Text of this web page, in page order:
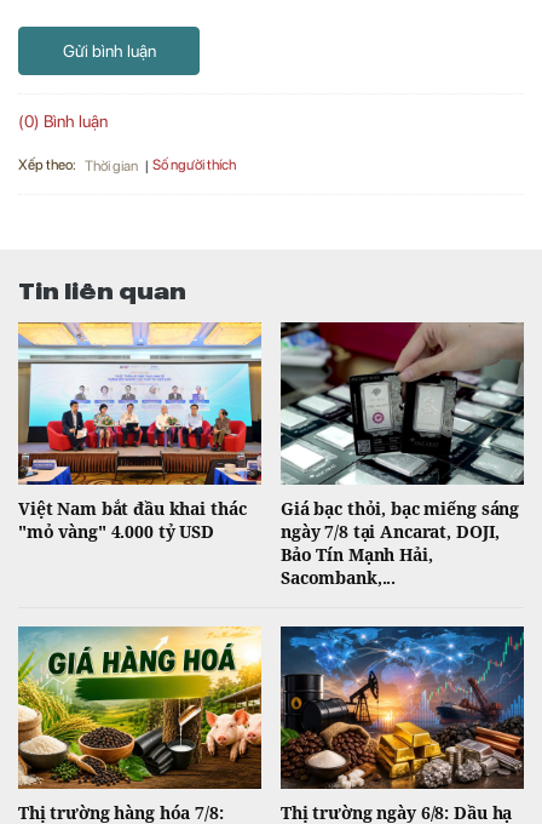
Gửi bình luận
(0) Bình luận
Xếp theo: Thời gian Số người thích
Tin liên quan
Việt Nam bắt đầu khai thác
"mỏ vàng" 4.000 tỷ USD
Giá bạc thỏi, bạc miếng sáng
ngày 7/8 tại Ancarat, DOJI,
Bảo Tín Mạnh Hải,
Sacombank,...
Thị trường hàng hóa 7/8:
Thị trường ngày 6/8: Dầu hạ